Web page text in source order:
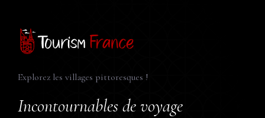
Explorez les villages pittoresques !
Incontournables de voyage